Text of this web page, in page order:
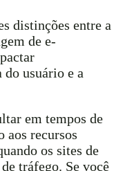
distinções entre a
de e-
usuário e a
em tempos de
aos recursos
os sites de
tráfego. Se você